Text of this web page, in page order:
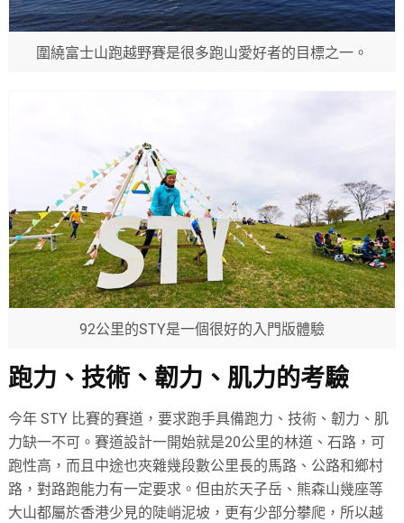
圍繞富士山跑越野賽是很多跑山愛好者的目標之一。
92公里的STY是一個很好的入門版體驗
跑力、技術、韌力、肌力的考驗
今年 STY 比賽的賽道，要求跑手具備跑力、技術、韌力、肌
力缺一不可。賽道設計一開始就是20公里的林道、石路，可
跑性高，而且中途也夾雜幾段數公里長的馬路、公路和鄉村
路，對路跑能力有一定要求。但由於天子岳、熊森山幾座等
大山都屬於香港少見的陡峭泥坡，更有少部分攀爬，所以越